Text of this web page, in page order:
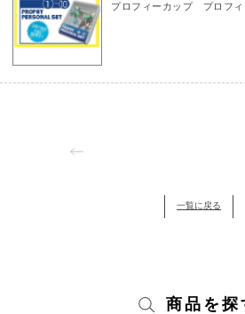
プロフィーカップ プロフィ
一覧に戻る
商品を探